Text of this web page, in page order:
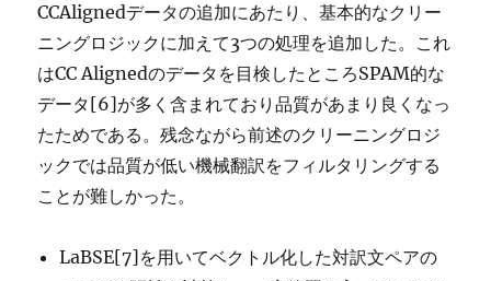
CCAlignedデータの追加にあたり、基本的なクリー
ニングロジックに加えて3つの処理を追加した。これ
はCC Alignedのデータを目検したところSPAM的な
データ[6]が多く含まれており品質があまり良くなっ
たためである。残念ながら前述のクリーニングロジ
ックでは品質が低い機械翻訳をフィルタリングする
ことが難しかった。
LaBSE[7]を用いてベクトル化した対訳文ペアの